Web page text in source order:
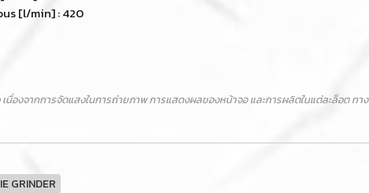
[l/min] : 420
นื่องจากการจัดแสงในการถ่ายภาพ การแสดงผลของหน้าจอ และการผลิตในแต่ละล็อต
GRINDER